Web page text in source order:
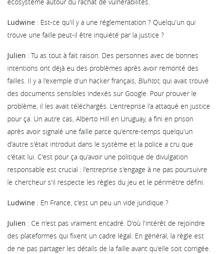
écosystème autour du rachat de vulnérabilités.
Ludwine : Est-ce qu'il y a une réglementation ? Quelqu'un qui
trouve une faille peut-il être inquiété par la justice ?
Julien : Tu as tout à fait raison. Des personnes avec de bonnes
intentions ont déjà eu des problèmes après avoir remonté des
failles. Il y a l'exemple d'un hacker français, Bluhtot, qui avait trouvé
des documents sensibles indexés sur Google. Pour prouver le
problème, il les avait téléchargés. L'entreprise l'a attaqué en justice
pour ça. Un autre cas, Alberto Hill en Uruguay, a fini en prison
après avoir signalé une faille parce qu'entre-temps quelqu'un
d'autre s'était introduit dans le système et la police a cru que
c'était lui. C'est pour ça qu'avoir une politique de divulgation
responsable est crucial : l'entreprise s'engage à ne pas poursuivre
le chercheur s'il respecte les règles du jeu et le périmètre défini.
Ludwine : En France, c'est un peu un vide juridique ?
Julien : Ce n'est pas vraiment encadré. D'où l'intérêt de rejoindre
des plateformes qui fixent un cadre légal. En général, la règle est
de ne pas partager les détails de la faille avant qu'elle soit corrigée.